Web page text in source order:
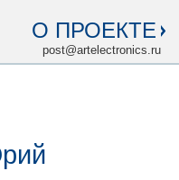
О ПРОЕКТЕ
post@artelectronics.ru